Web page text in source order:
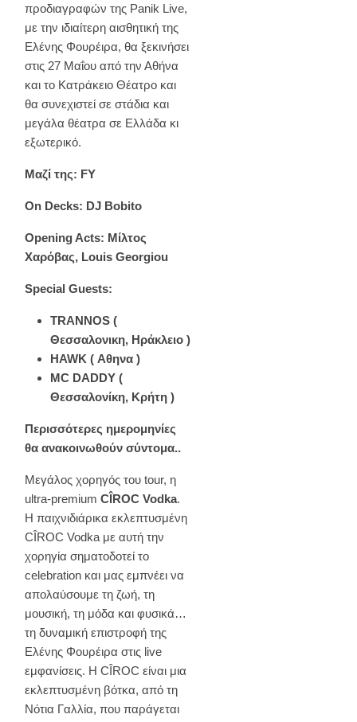
προδιαγραφών της Panik Live,
με την ιδιαίτερη αισθητική της
Ελένης Φουρέιρα, θα ξεκινήσει
στις 27 Μαΐου από την Αθήνα
και το Κατράκειο Θέατρο και
θα συνεχιστεί σε στάδια και
μεγάλα θέατρα σε Ελλάδα κι
εξωτερικό.
Μαζί της: FY
On Decks: DJ Bobito
Opening Acts: Μίλτος
Χαρόβας, Louis Georgiou
Special Guests:
TRANNOS (
Θεσσαλονικη, Ηράκλειο )
HAWK ( Αθηνα )
MC DADDY (
Θεσσαλονίκη, Κρήτη )
Περισσότερες ημερομηνίες
θα ανακοινωθούν σύντομα..
Μεγάλος χορηγός του tour, η
ultra-premium CÎROC Vodka.
Η παιχνιδιάρικα εκλεπτυσμένη
CÎROC Vodka με αυτή την
χορηγία σηματοδοτεί το
celebration και μας εμπνέει να
απολαύσουμε τη ζωή, τη
μουσική, τη μόδα και φυσικά…
τη δυναμική επιστροφή της
Ελένης Φουρέιρα στις live
εμφανίσεις. H CÎROC είναι μια
εκλεπτυσμένη βότκα, από τη
Νότια Γαλλία, που παράγεται